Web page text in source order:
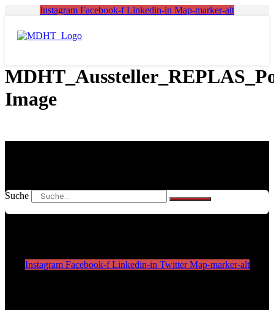
springen
Instagram Facebook-f Linkedin-in Map-marker-alt
Image
Suche
Instagram Facebook-f Linkedin-in Twitter Map-marker-alt